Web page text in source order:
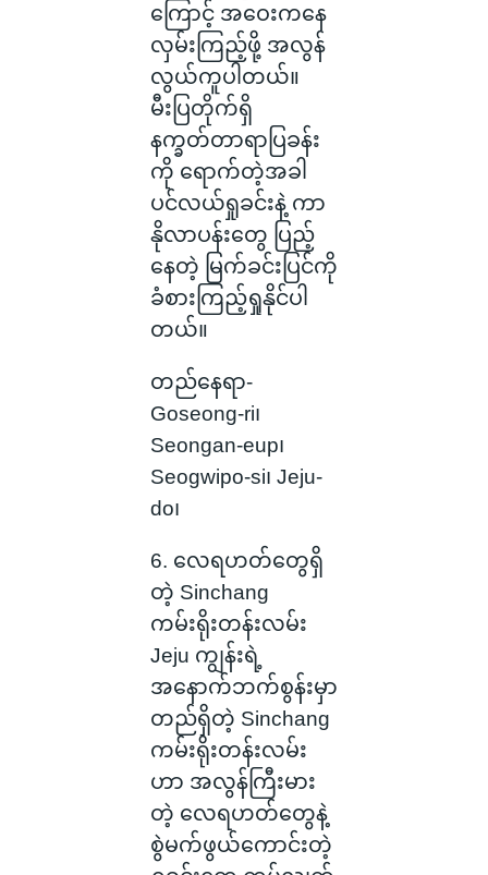
ကြောင့် အဝေးကနေ
လှမ်းကြည့်ဖို့ အလွန်
လွယ်ကူပါတယ်။
မီးပြတိုက်ရှိ
နက္ခတ်တာရာပြခန်း
ကို ရောက်တဲ့အခါ
ပင်လယ်ရှုခင်းနဲ့ ကာ
နိုလာပန်းတွေ ပြည့်
နေတဲ့ မြက်ခင်းပြင်ကို
ခံစားကြည့်ရှုနိုင်ပါ
တယ်။
တည်နေရာ-
Goseong-ri၊
Seongan-eup၊ ​​
Seogwipo-si၊ Jeju-
do၊
6. လေရဟတ်တွေရှိ
တဲ့ Sinchang
ကမ်းရိုးတန်းလမ်း
Jeju ကျွန်းရဲ့
အနောက်ဘက်စွန်းမှာ
တည်ရှိတဲ့ Sinchang
ကမ်းရိုးတန်းလမ်း
ဟာ အလွန်ကြီးမား
တဲ့ လေရဟတ်တွေနဲ့
စွဲမက်ဖွယ်ကောင်းတဲ့